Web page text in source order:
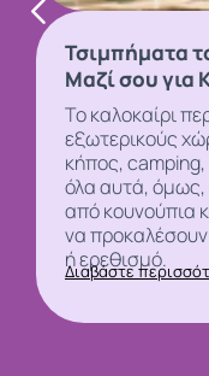
Τσιμπήματα
Μαζί σου για
Το καλοκαίρι
εξωτερικούς
κήπος, camping,
όλα αυτά, όμως,
απόκουνούπια
να
ή ερεθισμό.
Διαβάστε